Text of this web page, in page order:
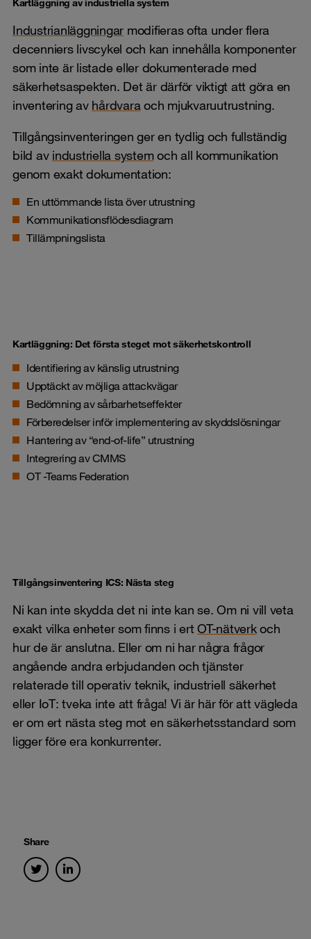
Kartläggning av industriella system
Industrianläggningar modifieras ofta under flera
decenniers livscykel och kan innehålla komponenter
som inte är listade eller dokumenterade med
säkerhetsaspekten. Det är därför viktigt att göra en
inventering av hårdvara och mjukvaruutrustning.
Tillgångsinventeringen ger en tydlig och fullständig
bild av industriella systemoch all kommunikation
genom exakt dokumentation:
En uttömmande lista över utrustning
Kommunikationsflödesdiagram
Tillämpningslista
Kartläggning: Det första steget mot säkerhetskontroll
Identifiering av känslig utrustning
Upptäckt av möjliga attackvägar
Bedömning avsårbarhetseffekter
Förberedelser inför implementering av skyddslösningar
Hantering av “end-of-life” utrustning
Integrering av CMMS
OT-Teams Federation
Tillgångsinventering ICS: Nästa steg
Ni kan inte skydda det ni inte kan se. Om ni vill veta
exakt vilka enheter som finns i ert OT-nätverkoch
hur de är anslutna. Eller om ni har några frågor
angående andra erbjudanden och tjänster
relaterade till operativ teknik, industriell säkerhet
eller IoT: tveka inte att fråga! Vi är här för att vägleda
er om ert nästa steg mot en säkerhetsstandard som
ligger före era konkurrenter.
Share